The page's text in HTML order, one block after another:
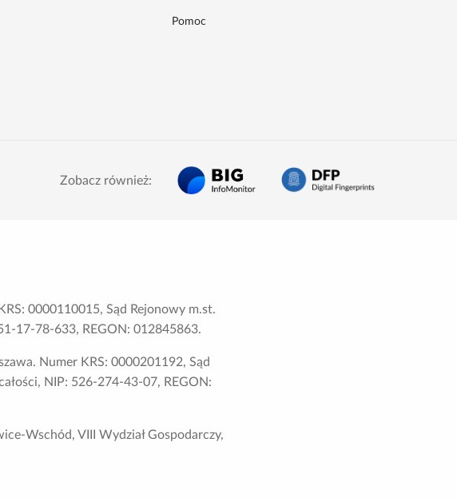
Pomoc
Zobacz również:
0000110015, Sąd Rejonowy m.st.
17-78-633, REGON: 012845863.
Numer KRS: 0000201192, Sąd
NIP: 526-274-43-07, REGON:
Wschód, VIII Wydział Gospodarczy,